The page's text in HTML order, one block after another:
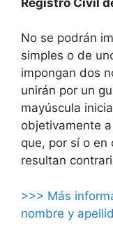
No se podrán
simples o de
impongan dos
unirán por un
mayúscula
objetivamente
que, por sí o en
resultan
>>> Más
nombre y